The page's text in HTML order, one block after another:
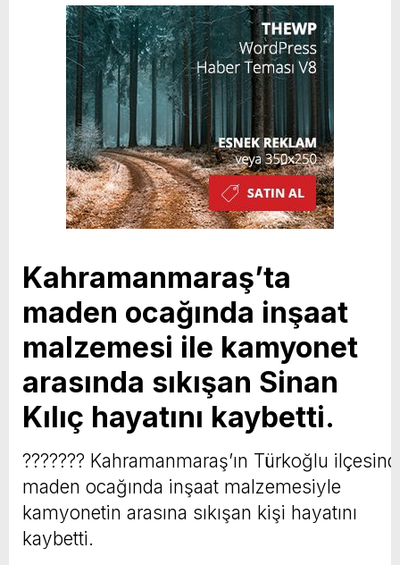
Kahramanmaraş’ta
maden ocağında inşaat
malzemesi ile kamyonet
arasında sıkışan Sinan
Kılıç hayatını kaybetti.
??????? Kahramanmaraş’ın Türkoğlu
maden ocağında inşaat malzemesiyle
kamyonetin arasına sıkışan kişi hayatını
kaybetti.